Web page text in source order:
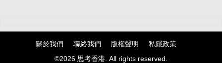
關於我們 聯絡我們 版權聲明
私隱政策
©2026 思考香港. All rights reserved.